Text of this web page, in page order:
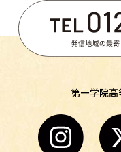
第一学院